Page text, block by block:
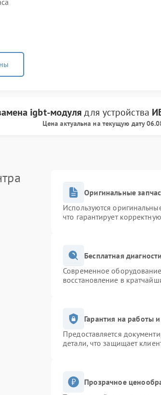
igbt-модуля для устройства
Цена актуальна на текущую дату
Оригинальные
Используются
что гарантирует
Бесплатная
Современное
восстановление в
Гарантия на работы
Предоставляется
детали, что защищает
Прозрачное